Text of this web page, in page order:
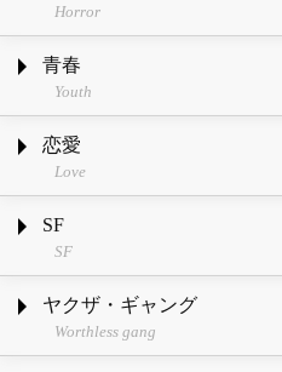
Horror
青春
Youth
恋愛
Love
SF
SF
ヤクザ・ギャング
Worthless gang